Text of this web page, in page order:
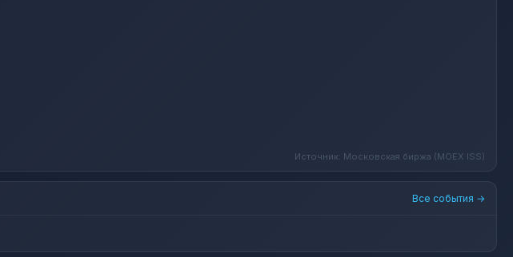
Источник: Московская биржа (MOEX ISS)
Все события →